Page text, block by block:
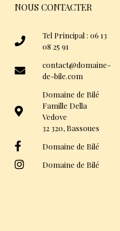
NOUS CONTACTER
Tel Principal : 06 13
08 25 91
contact@domaine-
de-bile.com
Domaine de Bilé
Famille Della
Vedove
32 320, Bassoues
Domaine de Bilé
Domaine de Bilé